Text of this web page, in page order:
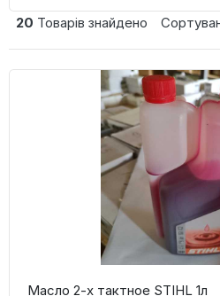
20 Товарів знайдено
Масло 2-х тактное STIHL 1л